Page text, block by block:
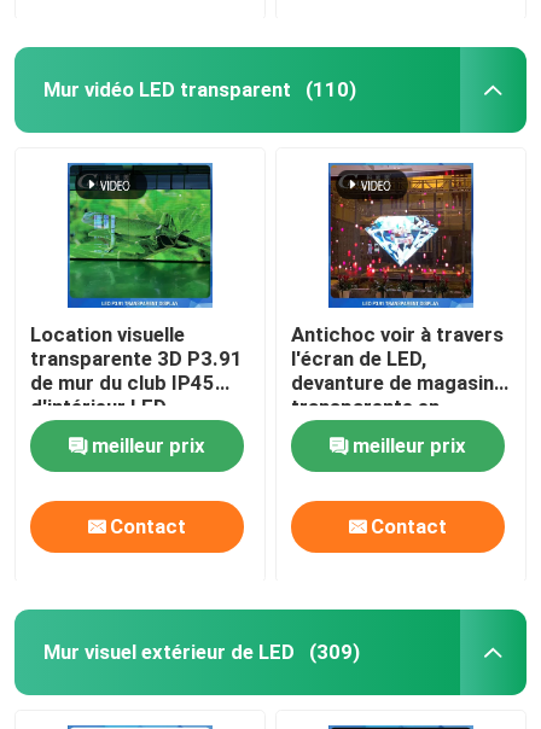
est le prix CAF sur votre Hotsale Led Soft
Mur vidéo LED transparent (110)
Location visuelle
transparente 3D P3.91
de mur du club IP45
d'intérieur LED
pratique
meilleur prix
Contact
Antichoc voir à travers
l'écran de LED,
devanture de magasin
transparente en
aluminium de LED
meilleur prix
Contact
Mur visuel extérieur de LED (309)